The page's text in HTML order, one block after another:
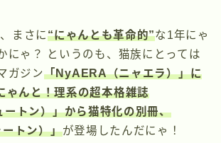
まさに“にゃんとも革命的”な1年にゃ
にゃ？ というのも、猫族にとっては
ガジン「NyAERA（ニャエラ）」に
ゃんと！理系の超本格雑誌
ートン）」から猫特化の別冊、
トン）」が登場したんだにゃ！